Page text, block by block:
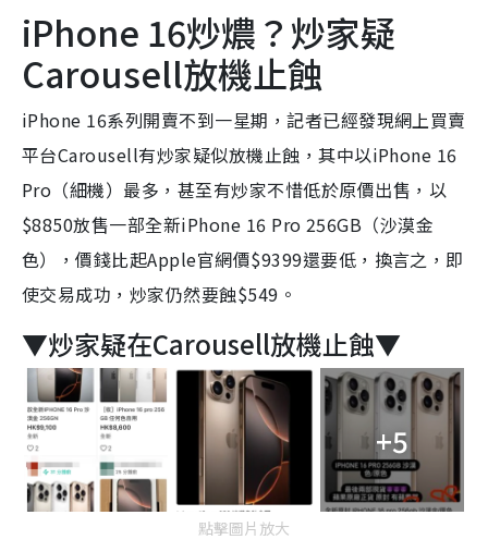
iPhone 16炒燶？炒家疑
Carousell放機止蝕
iPhone 16系列開賣不到一星期，記者已經發現網上買賣
平台Carousell有炒家疑似放機止蝕，其中以iPhone 16
Pro（細機）最多，甚至有炒家不惜低於原價出售，以
$8850放售一部全新iPhone 16 Pro 256GB（沙漠金
色），價錢比起Apple官網價$9399還要低，換言之，即
使交易成功，炒家仍然要蝕$549。
▼炒家疑在Carousell放機止蝕▼
+5
點擊圖片放大